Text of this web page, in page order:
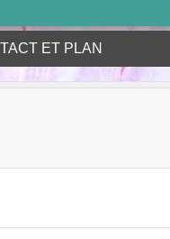
ET PLAN